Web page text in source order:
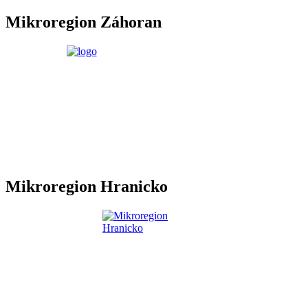
Mikroregion Záhoran
Mikroregion Hranicko